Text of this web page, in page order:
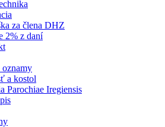
za člena DHZ
2% z daní
oznamy
a kostol
Parochiae Iregiensis